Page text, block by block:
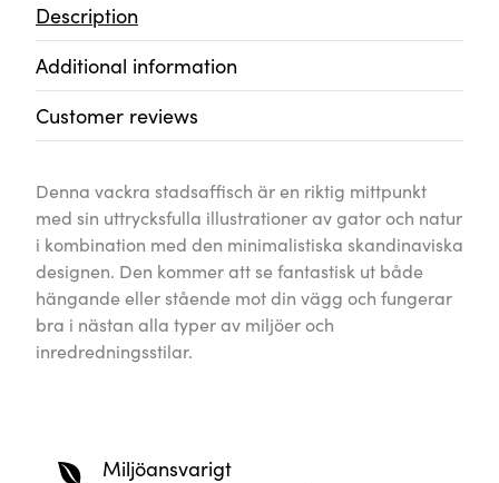
Description
Additional information
Customer reviews
Denna vackra stadsaffisch är en riktig mittpunkt
med sin uttrycksfulla illustrationer av gator och natur
i kombination med den minimalistiska skandinaviska
designen. Den kommer att se fantastisk ut både
hängande eller stående mot din vägg och fungerar
bra i nästan alla typer av miljöer och
inredredningsstilar.
Miljöansvarigt